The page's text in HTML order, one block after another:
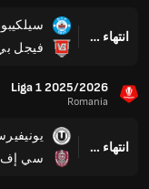
انتهاء وقت المباراة
فيجل
Liga 1 2025/2026
Romania
انتهاء وقت المباراة
سي إف